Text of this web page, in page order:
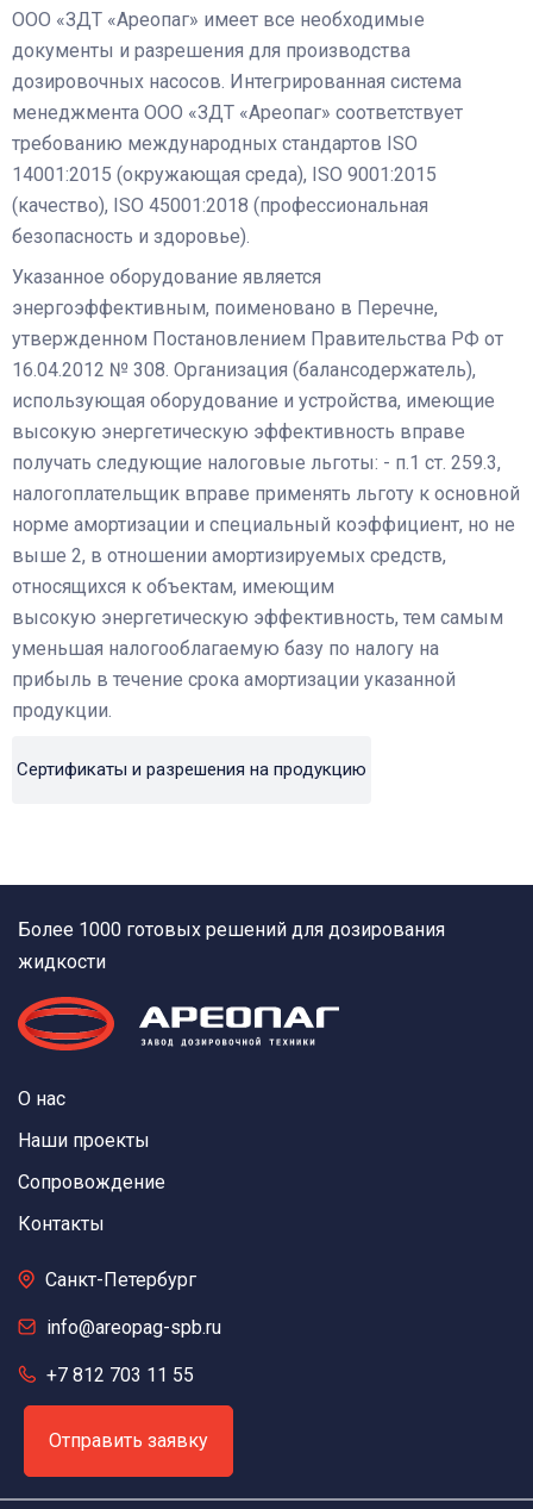
ООО «ЗДТ «Ареопаг» имеет все необходимые
документы и разрешения для производства
дозировочных насосов. Интегрированная система
менеджмента ООО «ЗДТ «Ареопаг» соответствует
требованию международных стандартов ISO
14001:2015 (окружающая среда), ISO 9001:2015
(качество), ISO 45001:2018 (профессиональная
безопасность и здоровье).
Указанное оборудование является
энергоэффективным, поименовано в Перечне,
утвержденном Постановлением Правительства РФ от
16.04.2012 № 308. Организация (балансодержатель),
использующая оборудование и устройства, имеющие
высокую энергетическую эффективность вправе
получать следующие налоговые льготы: - п.1 ст. 259.3,
налогоплательщик вправе применять льготу к основной
норме амортизации и специальный коэффициент, но не
выше 2, в отношении амортизируемых средств,
относящихся к объектам, имеющим
высокую энергетическую эффективность, тем самым
уменьшая налогооблагаемую базу по налогу на
прибыль в течение срока амортизации указанной
продукции.
Сертификаты и разрешения на продукцию
Более 1000 готовых решений для дозирования
жидкости
О нас
Наши проекты
Сопровождение
Контакты
Санкт-Петербург
info@areopag-spb.ru
+7 812 703 11 55
Отправить заявку